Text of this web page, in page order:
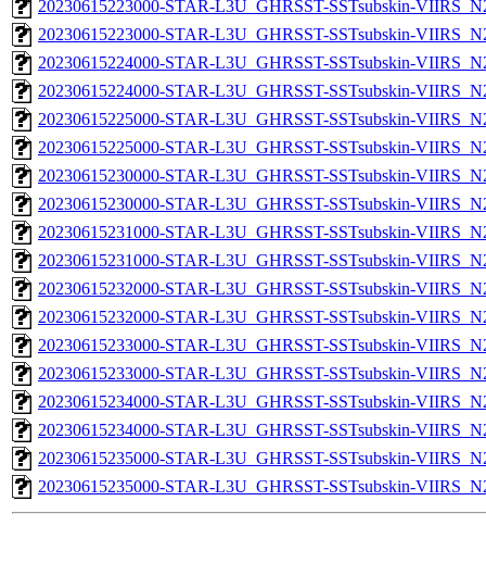
20230615223000-STAR-L3U_GHRSST-SSTsubskin-
20230615223000-STAR-L3U_GHRSST-SSTsubskin-
20230615224000-STAR-L3U_GHRSST-SSTsubskin-
20230615224000-STAR-L3U_GHRSST-SSTsubskin-
20230615225000-STAR-L3U_GHRSST-SSTsubskin-
20230615225000-STAR-L3U_GHRSST-SSTsubskin-
20230615230000-STAR-L3U_GHRSST-SSTsubskin-
20230615230000-STAR-L3U_GHRSST-SSTsubskin-
20230615231000-STAR-L3U_GHRSST-SSTsubskin-
20230615231000-STAR-L3U_GHRSST-SSTsubskin-
20230615232000-STAR-L3U_GHRSST-SSTsubskin-
20230615232000-STAR-L3U_GHRSST-SSTsubskin-
20230615233000-STAR-L3U_GHRSST-SSTsubskin-
20230615233000-STAR-L3U_GHRSST-SSTsubskin-
20230615234000-STAR-L3U_GHRSST-SSTsubskin-
20230615234000-STAR-L3U_GHRSST-SSTsubskin-
20230615235000-STAR-L3U_GHRSST-SSTsubskin-
20230615235000-STAR-L3U_GHRSST-SSTsubskin-